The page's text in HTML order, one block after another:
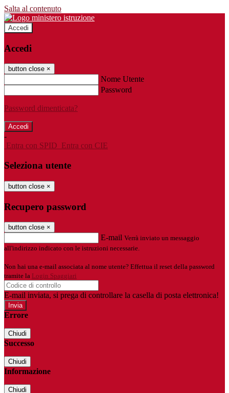
Salta al contenuto
Accedi
Accedi
button close ×
Nome Utente
Password
Password dimenticata?
-
Entra con SPID Entra con CIE
Seleziona utente
button close ×
Recupero password
button close ×
E-mail Verrà inviato un messaggio
all'indirizzo indicato con le istruzioni necessarie.
Non hai una e-mail associata al nome utente? Effettua il reset della password
tramite la Login Spaggiari
E-mail inviata, si prega di controllare la casella di posta elettronica!
Errore
Chiudi
Successo
Chiudi
Informazione
Chiudi